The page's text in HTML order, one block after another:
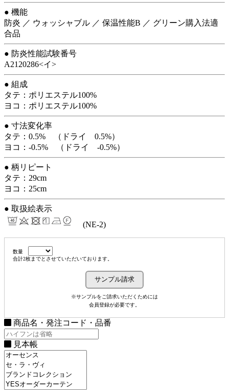
● 機能
防炎 ／ ウォッシャブル ／ 保温性能B ／ グリーン購入法適
合品
● 防炎性能試験番号
A2120286<イ>
● 組成
タテ：ポリエステル100%
ヨコ：ポリエステル100%
● 寸法変化率
タテ：0.5% （ドライ 0.5%）
ヨコ：-0.5% （ドライ -0.5%）
● 柄リピート
タテ：29cm
ヨコ：25cm
● 取扱絵表示
(NE-2)
数量
合計2枚までとさせていただいております。
※サンプルをご請求いただくためには
会員登録が必要です。
商品名・発注コード・品番
見本帳